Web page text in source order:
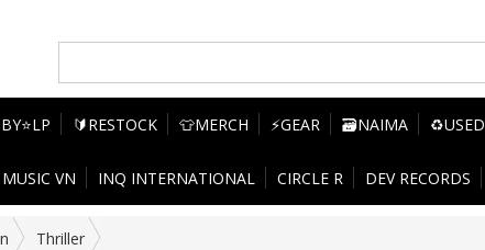
BY⭐LP 🔰RESTOCK 👕MERCH ⚡GEAR 🗃️NAIMA ♻️USED
VN INQ INTERNATIONAL CIRCLE R DEV RECORDS
Thriller